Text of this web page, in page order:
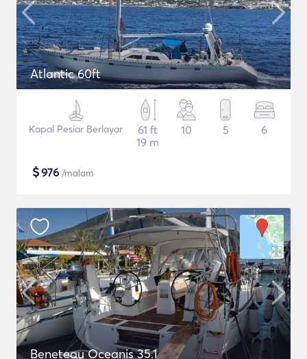
Atlantic 60ft
Kapal Pesiar Berlayar
61 ft
19 m
10 5 6
$976 /malam
Beneteau Oceanis 35.1